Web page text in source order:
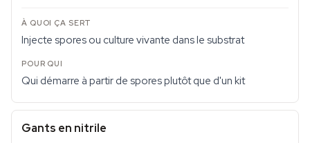
Injecte spores ou culture vivante dans le substrat
Qui démarre à partir de spores plutôt que d'un kit
Gants en nitrile